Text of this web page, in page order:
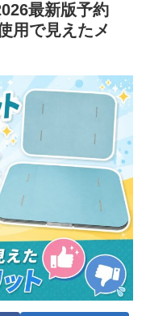
最新版予約
用で見えたメ